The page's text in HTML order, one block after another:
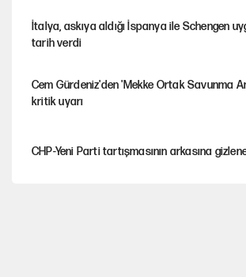
İtalya, askıya aldığı İspanya ile Schengen
tarih verdi
Cem Gürdeniz'den 'Mekke Ortak Savunma
kritik uyarı
CHP-Yeni Parti tartışmasının arkasına